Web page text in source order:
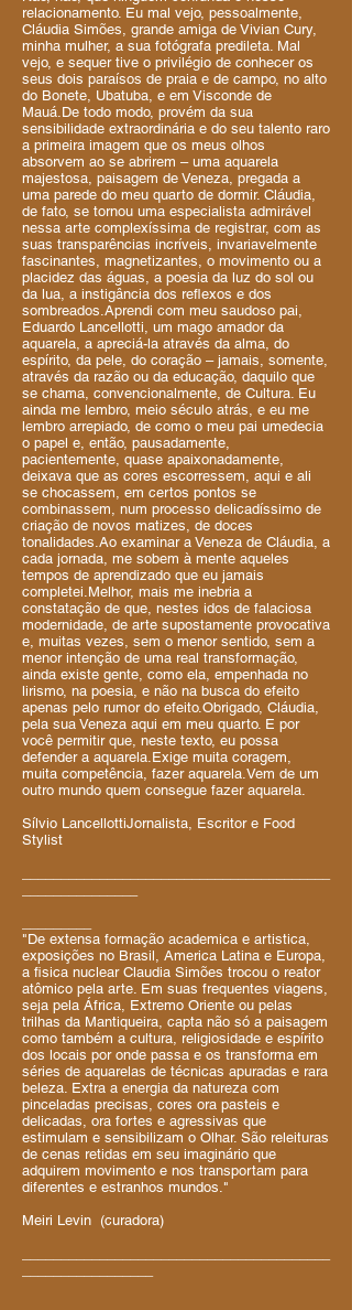
relacionamento. Eu mal vejo, pessoalmente,
Cláudia Simões, grande amiga de Vivian Cury,
minha mulher, a sua fotógrafa predileta. Mal
vejo, e sequer tive o privilégio de conhecer os
seus dois paraísos de praia e de campo, no alto
do Bonete, Ubatuba, e em Visconde de
Mauá.De todo modo, provém da sua
sensibilidade extraordinária e do seu talento raro
a primeira imagem que os meus olhos
absorvem ao se abrirem – uma aquarela
majestosa, paisagem de Veneza, pregada a
uma parede do meu quarto de dormir. Cláudia,
de fato, se tornou uma especialista admirável
nessa arte complexíssima de registrar, com as
suas transparências incríveis, invariavelmente
fascinantes, magnetizantes, o movimento ou a
placidez das águas, a poesia da luz do sol ou
da lua, a instigância dos reflexos e dos
sombreados.Aprendi com meu saudoso pai,
Eduardo Lancellotti, um mago amador da
aquarela, a apreciá-la através da alma, do
espírito, da pele, do coração – jamais, somente,
através da razão ou da educação, daquilo que
se chama, convencionalmente, de Cultura. Eu
ainda me lembro, meio século atrás, e eu me
lembro arrepiado, de como o meu pai umedecia
o papel e, então, pausadamente,
pacientemente, quase apaixonadamente,
deixava que as cores escorressem, aqui e ali
se chocassem, em certos pontos se
combinassem, num processo delicadíssimo de
criação de novos matizes, de doces
tonalidades.Ao examinar a Veneza de Cláudia, a
cada jornada, me sobem à mente aqueles
tempos de aprendizado que eu jamais
completei.Melhor, mais me inebria a
constatação de que, nestes idos de falaciosa
modernidade, de arte supostamente provocativa
e, muitas vezes, sem o menor sentido, sem a
menor intenção de uma real transformação,
ainda existe gente, como ela, empenhada no
lirismo, na poesia, e não na busca do efeito
apenas pelo rumor do efeito.Obrigado, Cláudia,
pela sua Veneza aqui em meu quarto. E por
você permitir que, neste texto, eu possa
defender a aquarela.Exige muita coragem,
muita competência, fazer aquarela.Vem de um
outro mundo quem consegue fazer aquarela.
Sílvio LancellottiJornalista, Escritor e Food
Stylist
"De extensa formação academica e artistica,
exposições no Brasil, America Latina e Europa,
a fisica nuclear Claudia Simões trocou o reator
atômico pela arte. Em suas frequentes viagens,
seja pela África, Extremo Oriente ou pelas
trilhas da Mantiqueira, capta não só a paisagem
como também a cultura, religiosidade e espírito
dos locais por onde passa e os transforma em
séries de aquarelas de técnicas apuradas e rara
beleza. Extra a energia da natureza com
pinceladas precisas, cores ora pasteis e
delicadas, ora fortes e agressivas que
estimulam e sensibilizam o Olhar. São releituras
de cenas retidas em seu imaginário que
adquirem movimento e nos transportam para
diferentes e estranhos mundos."
Meiri Levin (curadora)